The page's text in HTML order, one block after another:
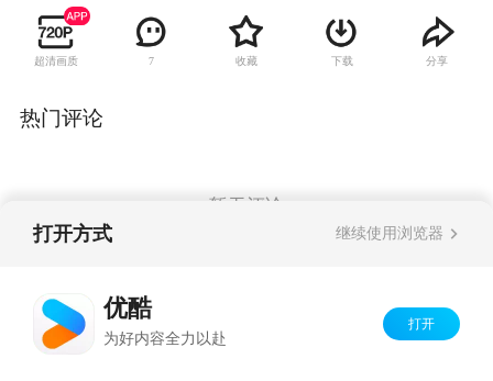
生产运动。
超清画质 7 收藏 下载 分享
热门评论
暂无评论
打开方式 继续使用浏览器
优酷
为好内容全力以赴
打开